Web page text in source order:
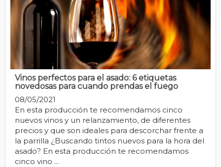
Vinos perfectos para el asado: 6 etiquetas
novedosas para cuando prendas el fuego
08/05/2021
En esta producción te recomendamos cinco
nuevos vinos y un relanzamiento, de diferentes
precios y que son ideales para descorchar frente a
la parrilla ¿Buscando tintos nuevos para la hora del
asado? En esta producción te recomendamos
cinco vino ...